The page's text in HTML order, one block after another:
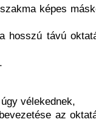
képes
hosszú távú
vélekednek,
az